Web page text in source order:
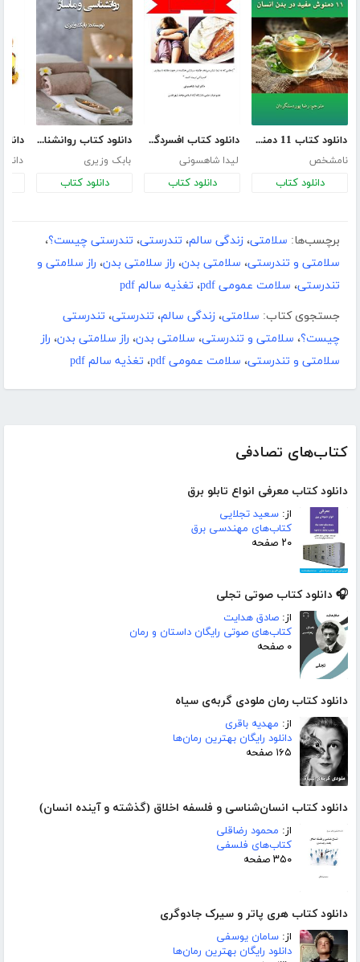
کتاب‌های تصادفی
دانلود کتاب معرفی انواع تابلو برق
از: سعید تجلایی
کتاب‌های مهندسی برق
۲۰ صفحه
🎧 دانلود کتاب صوتی تجلی
از: صادق هدایت
کتاب‌های صوتی رایگان داستان و رمان
۰ صفحه
دانلود کتاب رمان ملودی گربه‌ی سیاه
از: مهدیه باقری
دانلود رایگان بهترین رمان‌ها
۱۶۵ صفحه
دانلود کتاب انسان‌شناسی و فلسفه اخلاق (گذشته و آینده انسان)
از: محمود رضاقلی
کتاب‌های فلسفی
۳۵۰ صفحه
دانلود کتاب هری پاتر و سیرک جادوگری
از: سامان یوسفی
دانلود رایگان بهترین رمان‌ها
دانلود کتاب 11 دمنوش مفید در بدن انسان
نامشخص
دانلود کتاب
دانلود کتاب افسردگی را بخوریم
لیدا شاهسونی
دانلود کتاب
دانلود کتاب روانشناسی و ماساژ
بابک وزیری
دانلود کتاب
برچسب‌ها: سلامتی، زندگی سالم، تندرستی، تندرستی چیست؟،
سلامتی و تندرستی، سلامتی بدن، راز سلامتی بدن، راز سلامتی و
تندرستی، سلامت عمومی pdf ، تغذیه سالم pdf
جستجوی کتاب: سلامتی، زندگی سالم، تندرستی، تندرستی
چیست؟، سلامتی و تندرستی، سلامتی بدن، راز سلامتی بدن، راز
سلامتی و تندرستی، سلامت عمومی pdf ، تغذیه سالم pdf